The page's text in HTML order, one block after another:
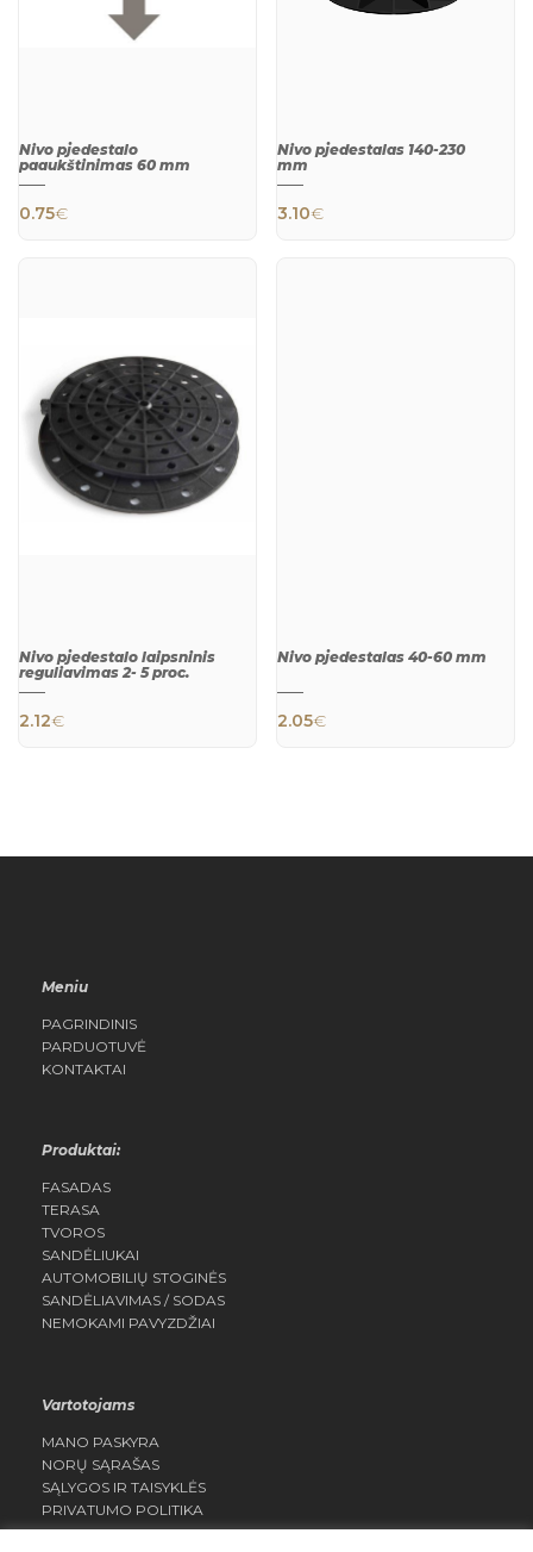
Nivo pjedestalo
paaukštinimas 60 mm
0.75€
Nivo pjedestalas 140-230
mm
3.10€
Nivo pjedestalo laipsninis
reguliavimas 2- 5 proc.
2.12€
Nivo pjedestalas 40-60 mm
2.05€
Meniu
PAGRINDINIS
PARDUOTUVĖ
KONTAKTAI
Produktai:
FASADAS
TERASA
TVOROS
SANDĖLIUKAI
AUTOMOBILIŲ STOGINĖS
SANDĖLIAVIMAS / SODAS
NEMOKAMI PAVYZDŽIAI
Vartotojams
MANO PASKYRA
NORŲ SĄRAŠAS
SĄLYGOS IR TAISYKLĖS
PRIVATUMO POLITIKA